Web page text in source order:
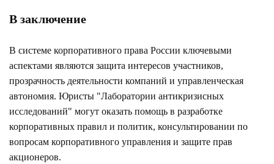
В заключение
В системе корпоративного права России ключевыми
аспектами являются защита интересов участников,
прозрачность деятельности компаний и управленческая
автономия. Юристы "Лаборатории антикризисных
исследований" могут оказать помощь в разработке
корпоративных правил и политик, консультировании по
вопросам корпоративного управления и защите прав
акционеров.